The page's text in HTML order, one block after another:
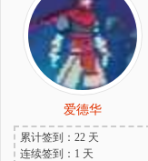
爱德华
累计签到：22 天
连续签到：1 天